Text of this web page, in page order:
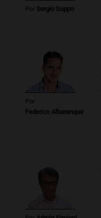
Por Sergio Suppo
Por
Federico Albarenque